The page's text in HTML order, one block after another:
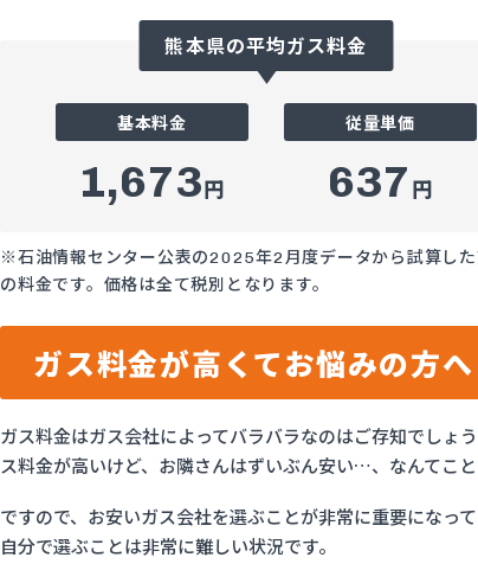
熊本県の平均ガス料金
基本料金
1,673円
従量単価
637 円
※石油情報センター公表の2025年2月度データから試算し
の料金です。価格は全て税別となります。
ガス料金が高くてお悩みの方へ
ガス料金はガス会社によってバラバラなのはご存知でしょ
ス料金が高いけど、お隣さんはずいぶん安い…、なんてこと
ですので、お安いガス会社を選ぶことが非常に重要にな
自分で選ぶことは非常に難しい状況です。